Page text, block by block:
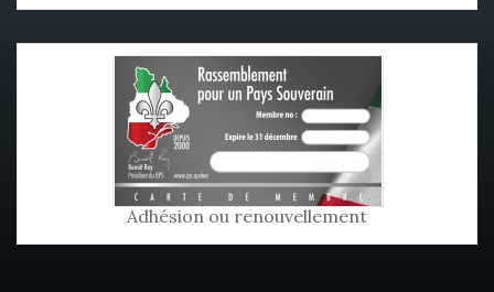
Adhésion ou renouvellement